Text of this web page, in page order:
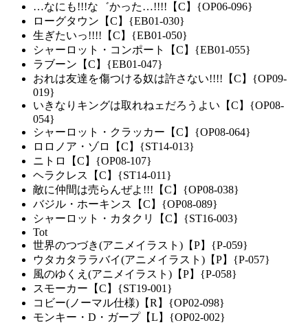
…なにも!!!な゛かった…!!!!【C】{OP06-096}
ローグタウン【C】{EB01-030}
生ぎたいっ!!!!【C】{EB01-050}
シャーロット・コンポート【C】{EB01-055}
ラブーン【C】{EB01-047}
おれは友達を傷つける奴は許さない!!!!【C】{OP09-
019}
いきなりキングは取れねェだろうよい【C】{OP08-
054}
シャーロット・クラッカー【C】{OP08-064}
ロロノア・ゾロ【C】{ST14-013}
ニトロ【C】{OP08-107}
ヘラクレス【C】{ST14-011}
敵に仲間は売らんぜよ!!!【C】{OP08-038}
バジル・ホーキンス【C】{OP08-089}
シャーロット・カタクリ【C】{ST16-003}
Tot
世界のつづき(アニメイラスト)【P】{P-059}
ウタカタララバイ(アニメイラスト)【P】{P-057}
風のゆくえ(アニメイラスト)【P】{P-058}
スモーカー【C】{ST19-001}
コビー(ノーマル仕様)【R】{OP02-098}
モンキー・D・ガープ【L】{OP02-002}